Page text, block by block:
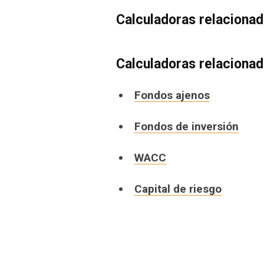
Calculadoras
Calculadoras
Fondos ajenos
Fondos de inversión
WACC
Capital de riesgo